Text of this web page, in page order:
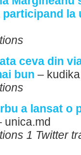
la
ceva din
bun –
a lansat o
unica.md
1 Twitter